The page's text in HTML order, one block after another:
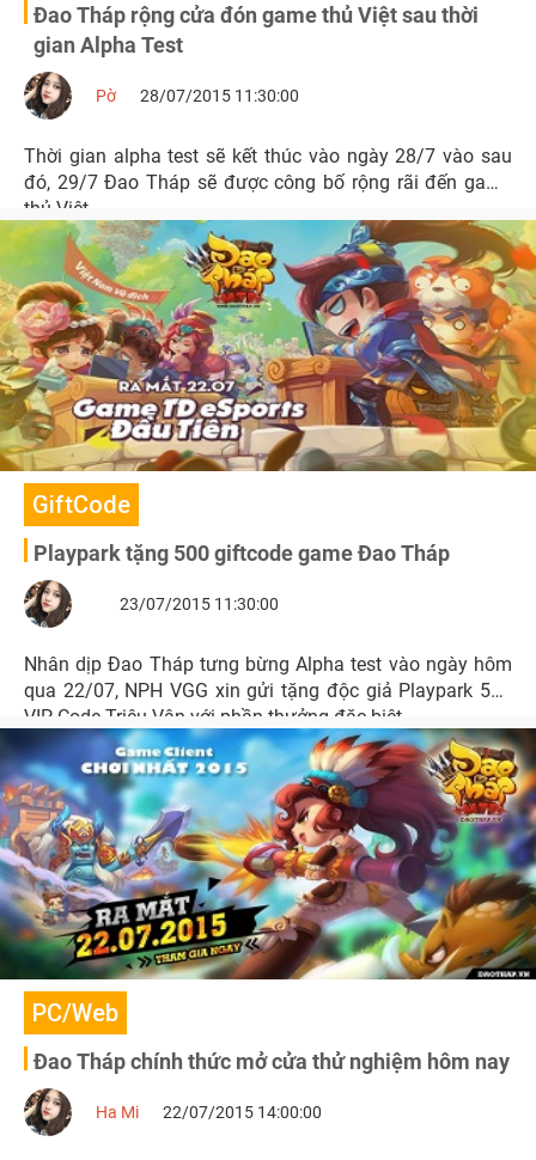
Đao Tháp rộng cửa đón game thủ Việt sau thời
gian Alpha Test
Pờ 28/07/2015 11:30:00
Thời gian alpha test sẽ kết thúc vào ngày 28/7 vào sau
đó, 29/7 Đao Tháp sẽ được công bố rộng rãi đến game
thủ Việt.
GiftCode
Playpark tặng 500 giftcode game Đao Tháp
23/07/2015 11:30:00
Nhân dịp Đao Tháp tưng bừng Alpha test vào ngày hôm
qua 22/07, NPH VGG xin gửi tặng độc giả Playpark 500
VIP Code Triệu Vân với phần thưởng đặc biệt
PC/Web
Đao Tháp chính thức mở cửa thử nghiệm hôm nay
Ha Mi 22/07/2015 14:00:00